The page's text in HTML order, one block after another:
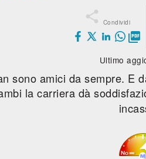
 Condividi

Ultimo
sono amici da sempre. E
la carriera dà